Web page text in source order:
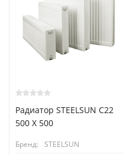
Радиатор STEELSUN С22
500 X 500
Бренд:
STEELSUN